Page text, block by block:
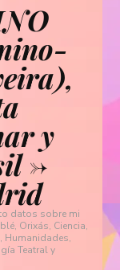
y
->
datos sobre mi
Orixás, Ciencia,
Humanidades,
Teatral y